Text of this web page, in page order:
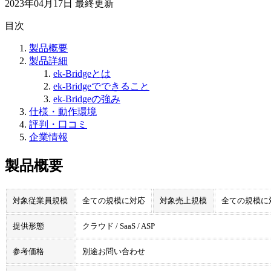
2023年04月17日 最終更新
目次
製品概要
製品詳細
ek-Bridgeとは
ek-Bridgeでできること
ek-Bridgeの強み
仕様・動作環境
評判・口コミ
企業情報
製品概要
対象従業員規模 全ての規模に対応 対象売上規模 全ての規模に
提供形態 クラウド / SaaS / ASP
参考価格 別途お問い合わせ